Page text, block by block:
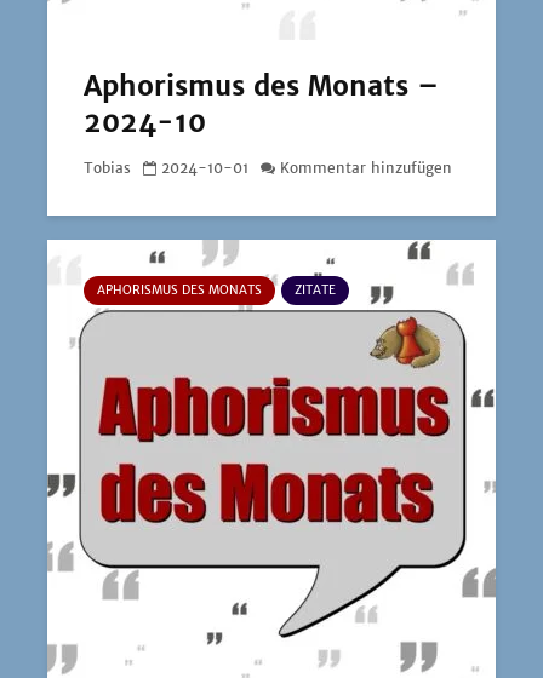
Aphorismus des Monats –
2024-10
Tobias 2024-10-01 Kommentar hinzufügen
APHORISMUS DES MONATS ZITATE